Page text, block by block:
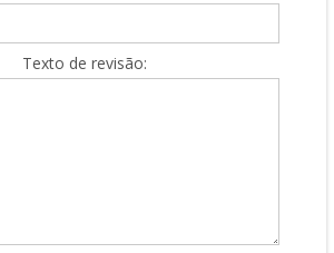
Texto de revisão: